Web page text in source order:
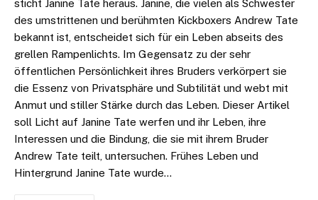
sticht Janine Tate heraus. Janine, die vielen als Schwester
des umstrittenen und berühmten Kickboxers Andrew Tate
bekannt ist, entscheidet sich für ein Leben abseits des
grellen Rampenlichts. Im Gegensatz zu der sehr
öffentlichen Persönlichkeit ihres Bruders verkörpert sie
die Essenz von Privatsphäre und Subtilität und webt mit
Anmut und stiller Stärke durch das Leben. Dieser Artikel
soll Licht auf Janine Tate werfen und ihr Leben, ihre
Interessen und die Bindung, die sie mit ihrem Bruder
Andrew Tate teilt, untersuchen. Frühes Leben und
Hintergrund Janine Tate wurde…